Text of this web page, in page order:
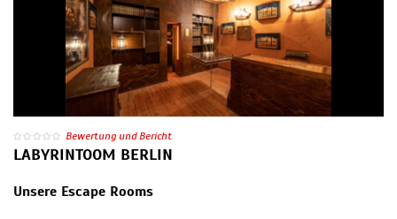
Bewertung und Bericht
LABYRINTOOM BERLIN
Unsere Escape Rooms